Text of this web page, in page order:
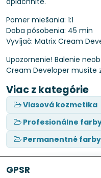
Pomer miešania: 1:1
Doba pôsobenia: 45 min
Vyvíjač: Matrix Cream
Upozornenie! Balenie
Cream Developer musíte
Viac z kategórie
Vlasová kozmetika
Profesionálne
Permanentné
GPSR